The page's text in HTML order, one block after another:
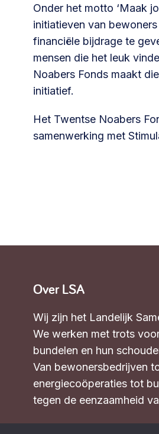
Onder het motto ‘Maak
initiatieven van
financiële bijdrage te
mensen die het leuk
Noabers Fonds maakt
initiatief.
Het Twentse Noabers
samenwerking met
Over LSA
Wij zijn het Landelijk
We werken met trots
bundelen en hun
Van bewonersbedrijven
energiecoöperaties tot
tegen de eenzaamheid